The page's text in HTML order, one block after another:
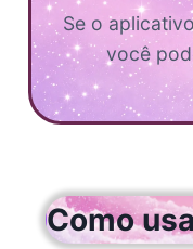
Se o
você
Como